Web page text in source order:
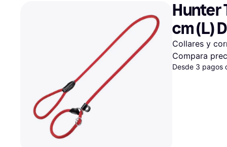
Paga ahora
Paga en 3 plazos
Paga en 30 días
Financiación
Klarna en Apple
Shein
Zalando
Zara
JD Sports
Hunter
cm (L)
Collares y
Compara
Desde 3 pagos